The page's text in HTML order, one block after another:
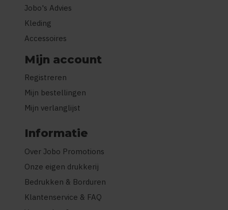
Jobo's Advies
Kleding
Accessoires
Mijn account
Registreren
Mijn bestellingen
Mijn verlanglijst
Informatie
Over Jobo Promotions
Onze eigen drukkerij
Bedrukken & Borduren
Klantenservice & FAQ